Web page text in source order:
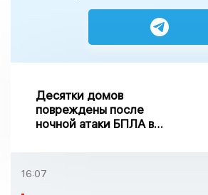
Десятки домов
повреждены после
ночной атаки БПЛА в
16:07